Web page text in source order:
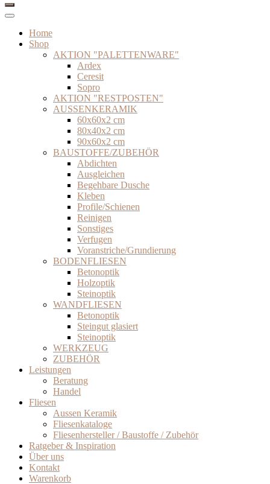
Home
Shop
AKTION "PALETTENWARE"
Ardex
Ceresit
Sopro
AKTION "RESTPOSTEN"
AUSSENKERAMIK
60x60x2 cm
80x40x2 cm
90x60x2 cm
BAUSTOFFE/ZUBEHÖR
Abdichten
Ausgleichen
Begehbare Dusche
Kleben
Profile/Schienen
Reinigen
Sonstiges
Verfugen
Voranstriche/Grundierung
BODENFLIESEN
Betonoptik
Holzoptik
Steinoptik
WANDFLIESEN
Betonoptik
Steingut glasiert
Steinoptik
WERKZEUG
ZUBEHÖR
Leistungen
Beratung
Handel
Fliesen
Aussen Keramik
Fliesenkataloge
Fliesenhersteller / Baustoffe / Zubehör
Ratgeber & Inspiration
Über uns
Kontakt
Warenkorb